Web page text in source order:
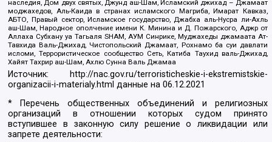
наследия, Дом двух святых, Джунд аш-Шам, Исламский джихад – Джамаат
моджахедов, Аль-Каида в странах исламского Магриба, Имарат Кавказ,
АБТО, Правый сектор, Исламское государство, Джабха аль-Нусра ли-Ахль
аш-Шам, Народное ополчение имени К. Минина и Д. Пожарского, Аджр от
Аллаха Субхану уа Тагьаля SHAM, АУМ Синрике, Муджахеды джамаата Ат-
Тавхида Валь-Джихад, Чистопольский Джамаат, Рохнамо ба суи давлати
исломи, Террористическое сообщество Сеть, Катиба Таухид валь-Джихад,
Хайят Тахрир аш-Шам, Ахлю Сунна Валь Джамаа
Источник:
http://nac.gov.ru/terroristicheskie-i-ekstremistskie-
organizacii-i-materialy.html данные на06.12.2021
* Перечень общественных объединений и религиозных
организаций в отношении которых судом принято
вступившее в законную силу решение о ликвидации или
запрете деятельности: